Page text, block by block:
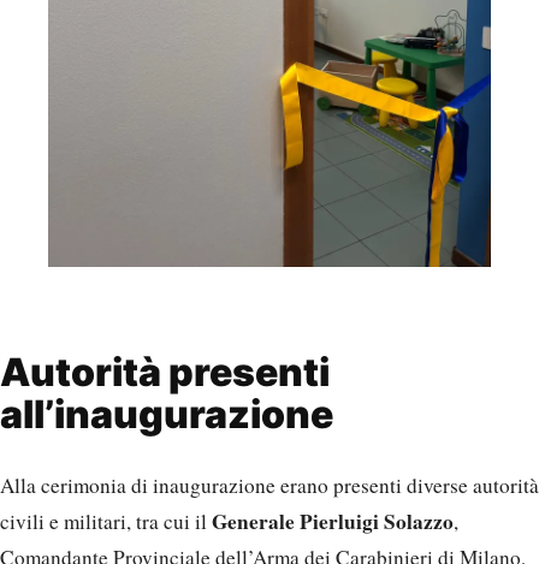
Autorità presenti
all’inaugurazione
Alla cerimonia di inaugurazione erano presenti diverse autorità
civili e militari, tra cui ilGenerale Pierluigi Solazzo,
Comandante Provinciale dell’Arma dei Carabinieri di Milano,